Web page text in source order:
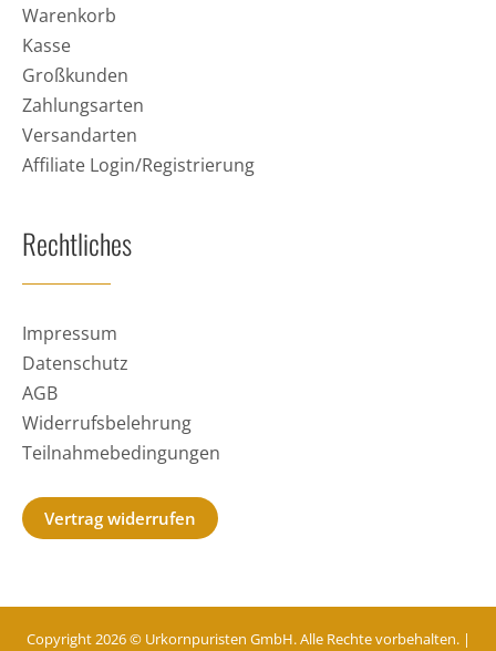
Warenkorb
Kasse
Großkunden
Zahlungsarten
Versandarten
Affiliate Login/Registrierung
Rechtliches
Impressum
Datenschutz
AGB
Widerrufsbelehrung
Teilnahmebedingungen
Vertrag widerrufen
Copyright 2026 © Urkornpuristen GmbH. Alle Rechte vorbehalten. |